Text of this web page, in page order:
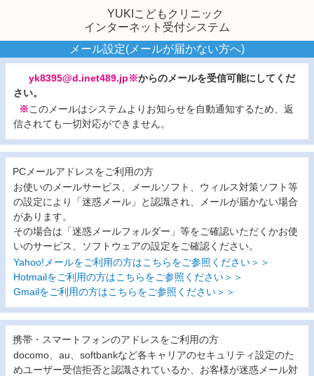
YUKIこどもクリニック
インターネット受付システム
メール設定(メールが届かない方へ)
yk8395@d.inet489.jp※からのメールを受信可能にしてくだ
さい。
※このメールはシステムよりお知らせを自動通知するため、返
信されても一切対応ができません。
PCメールアドレスをご利用の方
お使いのメールサービス、メールソフト、ウィルス対策ソフト等
の設定により「迷惑メール」と認識され、メールが届かない場合
があります。
その場合は「迷惑メールフォルダー」等をご確認いただくかお使
いのサービス、ソフトウェアの設定をご確認ください。
Yahoo!メールをご利用の方はこちらをご参照ください＞＞
Hotmailをご利用の方はこちらをご参照ください＞＞
Gmailをご利用の方はこちらをご参照ください＞＞
携帯・スマートフォンのアドレスをご利用の方
docomo、au、softbankなど各キャリアのセキュリティ設定のた
めユーザー受信拒否と認識されているか、お客様が迷惑メール対